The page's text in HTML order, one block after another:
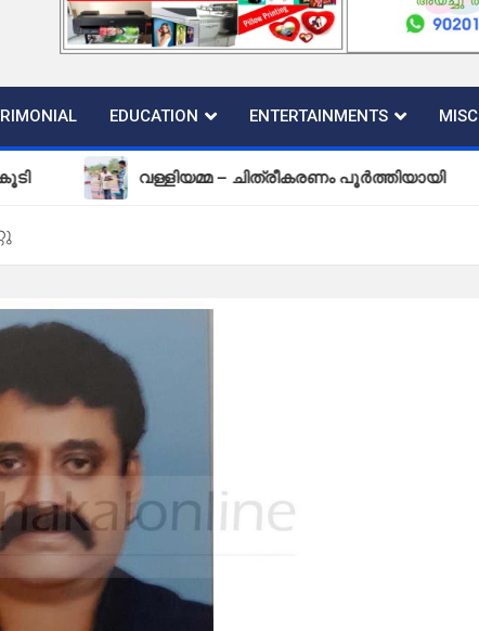
EDUCATION ENTERTAINMENTS MISC
വള്ളിയമ്മ – ചിത്രീകരണം പൂർത്തിയായി